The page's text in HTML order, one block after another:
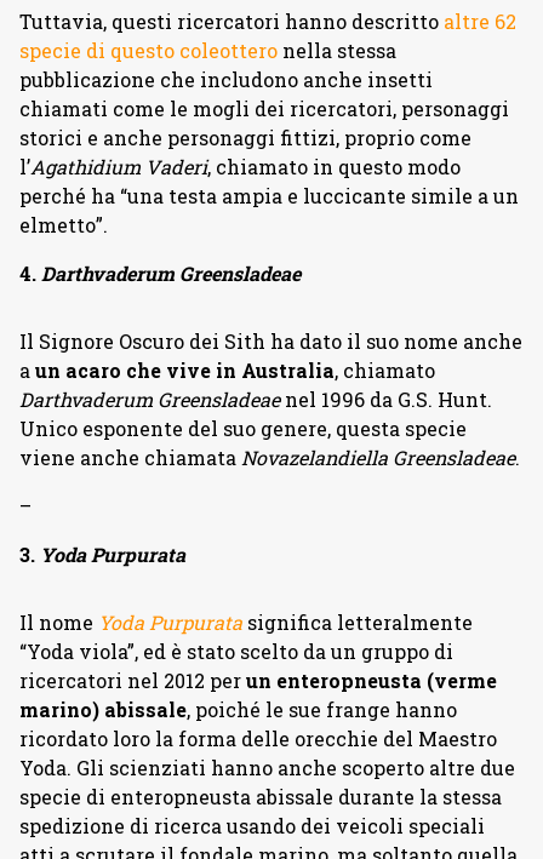
Tuttavia, questi ricercatori hanno descritto altre 62
specie di questo coleottero nella stessa
pubblicazione che includono anche insetti
chiamati come le mogli dei ricercatori, personaggi
storici e anche personaggi fittizi, proprio come
l’Agathidium Vaderi, chiamato in questo modo
perché ha “una testa ampia e luccicante simile a un
elmetto”.
4.Darthvaderum Greensladeae
Il Signore Oscuro dei Sith ha dato il suo nome anche
a un acaro che vive in Australia, chiamato
Darthvaderum Greensladeaenel 1996 da G.S. Hunt.
Unico esponente del suo genere, questa specie
viene anche chiamata Novazelandiella Greensladeae.
–
3. Yoda Purpurata
Il nome Yoda Purpurata significa letteralmente
“Yoda viola”, ed è stato scelto da un gruppo di
ricercatori nel 2012 perun enteropneusta (verme
marino) abissale, poiché le sue frange hanno
ricordato loro la forma delle orecchie del Maestro
Yoda. Gli scienziati hanno anche scoperto altre due
specie di enteropneusta abissale durante la stessa
spedizione di ricerca usando dei veicoli speciali